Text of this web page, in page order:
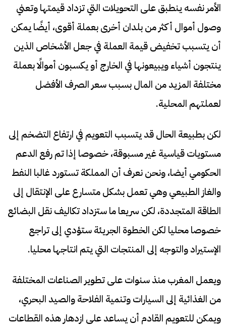
الأمر نفسه ينطبق على التحويلات التي تزداد قيمتها وتعني
وصول أموال أكثر من بلدان أخرى بعملة أقوى، أيضًا يمكن
أن يتسبب تخفيض قيمة العملة في جعل الأشخاص الذين
ينتجون أشياء ويبيعونها في الخارج أو يكسبون أموالًا بعملة
مختلفة المزيد من المال بسبب سعر الصرف الأفضل
لعملتهم المحلية.
لكن بطبيعة الحال قد يتسبب التعويم في ارتفاع التضخم إلى
مستويات قياسية غير مسبوقة، خصوصا إذا تم رفع الدعم
الحكومي أيضا، ونحن نعرف أن المملكة تستورد غالبا النفط
والغاز الطبيعي وهي تعمل بشكل متسارع على الإنتقال إلى
الطاقة المتجددة، لكن سريعا ما ستزداد تكاليف نقل البضائع
خصوصا محليا لكن الخطوة الجريئة ستؤدي إلى تراجع
الإستيراد والتوجه إلى المنتجات التي يتم انتاجها محليا.
ويعمل المغرب منذ سنوات على تطوير الصناعات المختلفة
من الغذائية إلى السيارات وتنمية الفلاحة والصيد البحري،
ويمكن للتعويم القادم أن يساعد على ازدهار هذه القطاعات